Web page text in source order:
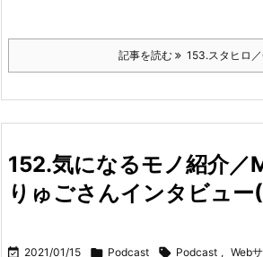
記事を読む 153.スタヒロ／
152.気になるモノ紹介
りゅごさんインタビュ
 2021/01/15  Podcast  Podcast , Web